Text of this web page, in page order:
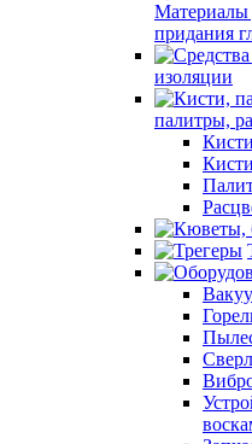
Материалы
придания
изоляции
палитры,
Кисти